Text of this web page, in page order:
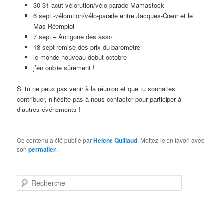
30-31 août vélorution/vélo-parade Mamastock
6 sept -vélorution/vélo-parade entre Jacques-Cœur et le
Mas Réemploi
7 sept – Antigone des asso
18 sept remise des prix du baromètre
le monde nouveau debut octobre
j’en oublie sûrement !
Si tu ne peux pas venir à la réunion et que tu souhaites
contribuer, n’hésite pas à nous contacter pour participer à
d’autres événements !
Ce contenu a été publié parHelene Quillaud. Mettez-le en favori avec
sonpermalien.
e